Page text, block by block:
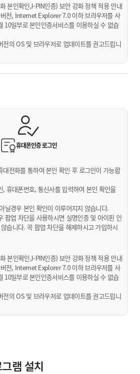
본인확인,I-PIN인증) 보안 강화 정책 적용 안내
전, Internet Explorer 7.0 이하 브라우저를 사
10일부로 본인인증서비스를 이용하실 수 없습
의 OS 및 브라우저로 업데이트를 권고드립니
휴대폰인증로그인
전화를 통하여 본인 확인 후 로그인이 가능합
휴대폰번호, 통신사를 입력하여 본인 확인을
닐경우 본인 확인이 이루어지지 않습니다.
팝업 차단을 사용하시면 실명인증 및 아이핀 인
습니다. 꼭 팝업 차단을 해제하시고 가입하시
본인확인,I-PIN인증) 보안 강화 정책 적용 안내
전, Internet Explorer 7.0 이하 브라우저를 사
10일부로 본인인증서비스를 이용하실 수 없습
의 OS 및 브라우저로 업데이트를 권고드립니
램 설치